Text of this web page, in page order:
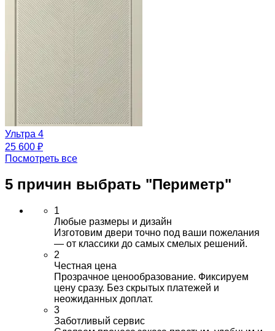
Ультра 4
25 600 ₽
Посмотреть все
5 причин выбрать "Периметр"
1
Любые размеры и дизайн
Изготовим двери точно под ваши пожелания
— от классики до самых смелых решений.
2
Честная цена
Прозрачное ценообразование. Фиксируем
цену сразу. Без скрытых платежей и
неожиданных доплат.
3
Заботливый сервис